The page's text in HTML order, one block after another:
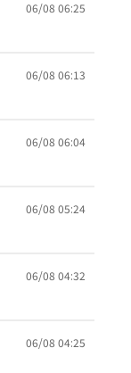
06/08 06:25
06/08 06:13
06/08 06:04
06/08 05:24
06/08 04:32
06/08 04:25